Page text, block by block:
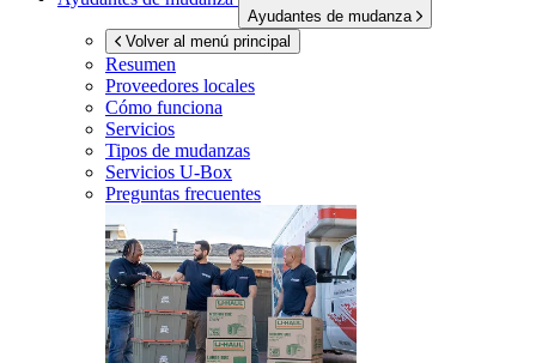
Ayudantes de mudanza
Volver al menú principal
Resumen
Proveedores locales
Cómo funciona
Servicios
Tipos de mudanzas
Servicios U-Box
Preguntas frecuentes